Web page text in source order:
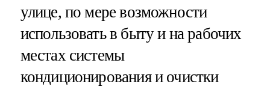
улице, по мере возможности
использовать в быту и на рабочих
местах системы
кондиционирования и очистки